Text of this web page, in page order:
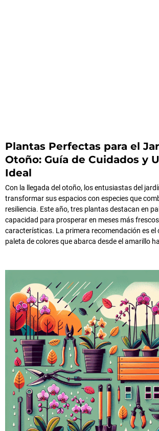
Plantas Perfectas para el
Otoño: Guía de Cuidados y
Ideal
Con la llegada del otoño, los entusiastas del
transformar sus espacios con especies que
resiliencia. Este año, tres plantas destacan en
capacidad para prosperar en meses más
características. La primera recomendación es el
paleta de colores que abarca desde el amarillo